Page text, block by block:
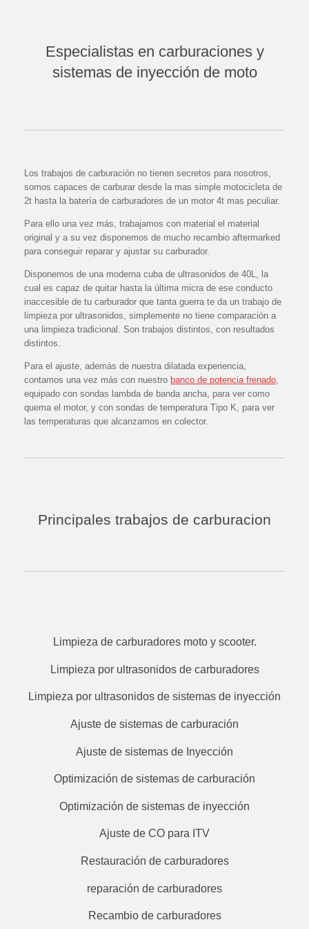
Especialistas en carburaciones y
sistemas de inyección de moto
Los trabajos de carburación no tienen secretos para nosotros,
somos capaces de carburar desde la mas simple motocicleta de
2t hasta la batería de carburadores de un motor 4t mas peculiar.
Para ello una vez más, trabajamos con material el material
original y a su vez disponemos de mucho recambio aftermarked
para conseguir reparar y ajustar su carburador.
Disponemos de una moderna cuba de ultrasonidos de 40L, la
cual es capaz de quitar hasta la última micra de ese conducto
inaccesible de tu carburador que tanta guerra te da un trabajo de
limpieza por ultrasonidos, simplemente no tiene comparación a
una limpieza tradicional. Son trabajos distintos, con resultados
distintos.
Para el ajuste, además de nuestra dilatada experiencia,
contamos una vez más con nuestro banco de potencia frenado,
equipado con sondas lambda de banda ancha, para ver como
quema el motor, y con sondas de temperatura Tipo K, para ver
las temperaturas que alcanzamos en colector.
Principales trabajos de carburacion
Limpieza de carburadores moto y scooter.
Limpieza por ultrasonidos de carburadores
Limpieza por ultrasonidos de sistemas de inyección
Ajuste de sistemas de carburación
Ajuste de sistemas de Inyección
Optimización de sistemas de carburación
Optimización de sistemas de inyección
Ajuste de CO para ITV
Restauración de carburadores
reparación de carburadores
Recambio de carburadores